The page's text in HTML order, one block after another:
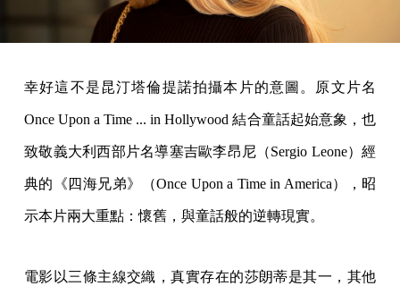
幸好這不是昆汀塔倫提諾拍攝本片的意圖。原文片名
Once Upon a Time ... in Hollywood 結合童話起始意象，也
致敬義大利西部片名導塞吉歐李昂尼（Sergio Leone）經
典的《四海兄弟》（Once Upon a Time in America），昭
示本片兩大重點：懷舊，與童話般的逆轉現實。
電影以三條主線交織，真實存在的莎朗蒂是其一，其他